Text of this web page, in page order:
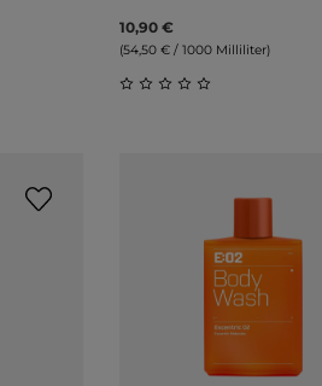
10,90 €
(54,50 € / 1000 Milliliter)